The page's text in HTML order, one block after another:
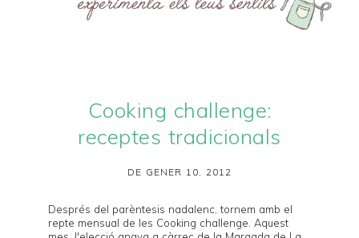
Cooking challenge:
receptes tradicionals
DE GENER 10, 2012
Després del parèntesis nadalenc, tornem amb el
repte mensual de les Cooking challenge . Aquest